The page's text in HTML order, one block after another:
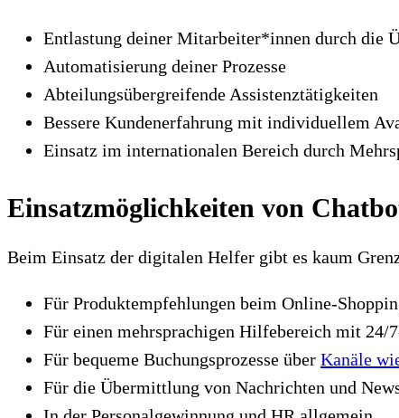
Entlastung deiner Mitarbeiter*innen durch die
Automatisierung deiner Prozesse
Abteilungsübergreifende Assistenztätigkeiten
Bessere Kundenerfahrung mit individuellem
Einsatz im internationalen Bereich durch
Einsatzmöglichkeiten von
Beim Einsatz der digitalen Helfer gibt es kaum
Für Produktempfehlungen beim Online-
Für einen mehrsprachigen Hilfebereich mit 24/
Für bequeme Buchungsprozesse über Kanäle
Für die Übermittlung von Nachrichten und